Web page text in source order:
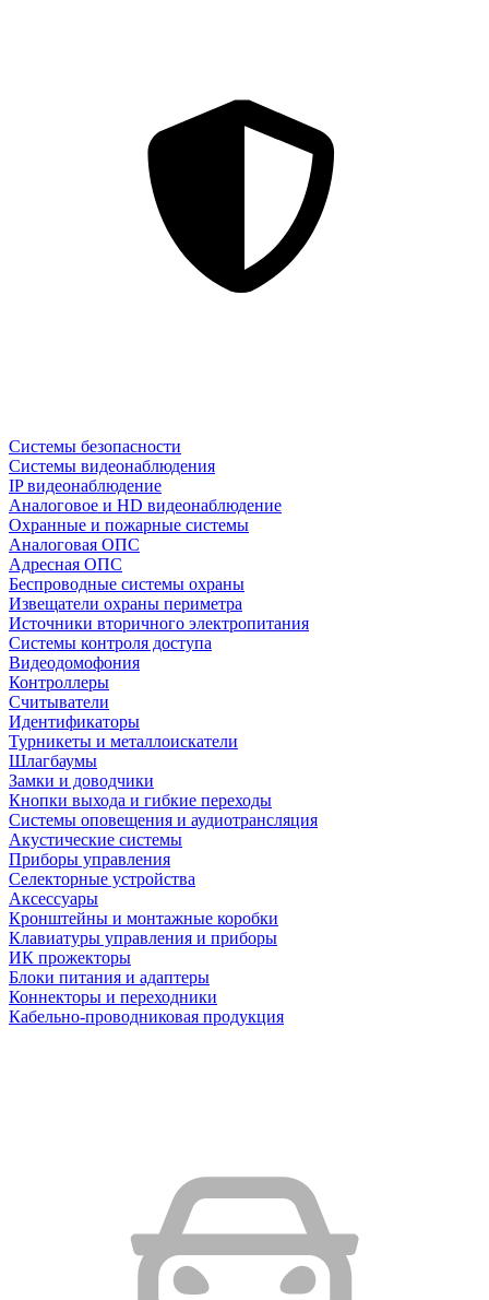
Системы безопасности
Системы видеонаблюдения
IP видеонаблюдение
Аналоговое и HD видеонаблюдение
Охранные и пожарные системы
Аналоговая ОПС
Адресная ОПС
Беспроводные системы охраны
Извещатели охраны периметра
Источники вторичного электропитания
Системы контроля доступа
Видеодомофония
Контроллеры
Считыватели
Идентификаторы
Турникеты и металлоискатели
Шлагбаумы
Замки и доводчики
Кнопки выхода и гибкие переходы
Системы оповещения и аудиотрансляция
Акустические системы
Приборы управления
Селекторные устройства
Аксессуары
Кронштейны и монтажные коробки
Клавиатуры управления и приборы
ИК прожекторы
Блоки питания и адаптеры
Коннекторы и переходники
Кабельно-проводниковая продукция